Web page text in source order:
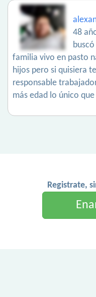
48
familia vivo en pasto
hijos pero si quisiera
responsable
más edad lo único
Registrate,